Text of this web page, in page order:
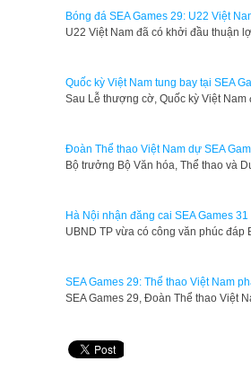
Bóng đá SEA Games 29: U22 Việt
U22 Việt Nam đã có khởi đầu thuận
Quốc kỳ Việt Nam tung bay tại SEA
Sau Lễ thượng cờ, Quốc kỳ Việt
Đoàn Thể thao Việt Nam dự SEA
Bộ trưởng Bộ Văn hóa, Thể thao và
Hà Nội nhận đăng cai SEA Games 31
UBND TP vừa có công văn phúc
SEA Games 29: Thể thao Việt Nam
SEA Games 29, Đoàn Thể thao Việt